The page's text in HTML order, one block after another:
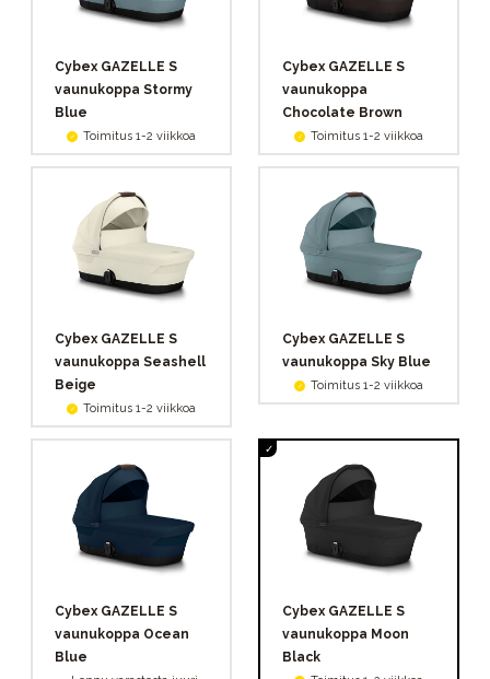
Cybex GAZELLE S
vaunukoppa Stormy
Blue
Toimitus 1-2 viikkoa
Cybex GAZELLE S
vaunukoppa
Chocolate Brown
Toimitus 1-2 viikkoa
Cybex GAZELLE S
vaunukoppa Seashell
Beige
Toimitus 1-2 viikkoa
Cybex GAZELLE S
vaunukoppa Sky Blue
Toimitus 1-2 viikkoa
Cybex GAZELLE S
vaunukoppa Ocean
Blue
Cybex GAZELLE S
vaunukoppa Moon
Black